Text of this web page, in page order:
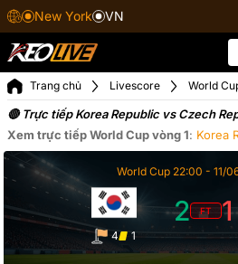
New York VN
Trang chủ Livescore World
🔴 Trực tiếp Korea Republic vs Czech
(12-06-2026)
Xem trực tiếpWorld Cupvòng 1: Korea
World Cup 22:00 - 11/
4 1
2 FT 1